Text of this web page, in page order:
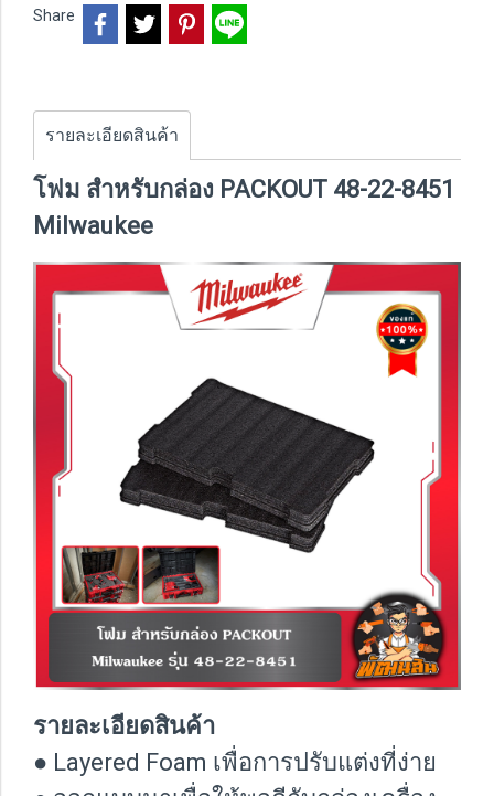
Share
รายละเอียดสินค้า
โฟม สำหรับกล่อง PACKOUT 48-22-8451
Milwaukee
รายละเอียดสินค้า
● Layered Foam เพื่อการปรับแต่งที่ง่าย